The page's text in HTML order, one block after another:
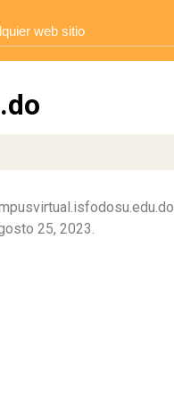
25, 2023.